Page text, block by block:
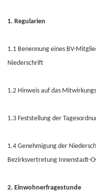
1. Regularien
1.1 Benennung eines BV-
Niederschrift
1.2 Hinweis auf das
1.3 Feststellung der
1.4 Genehmigung der
Bezirksvertretung Innenstadt-
2. Einwohnerfragestunde